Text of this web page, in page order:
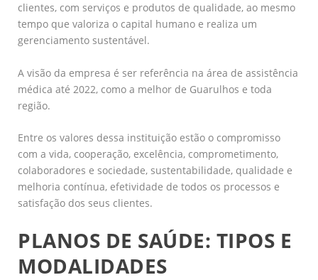
clientes, com serviços e produtos de qualidade, ao mesmo
tempo que valoriza o capital humano e realiza um
gerenciamento sustentável.
A visão da empresa é ser referência na área de assistência
médica até 2022, como a melhor de Guarulhos e toda
região.
Entre os valores dessa instituição estão o compromisso
com a vida, cooperação, excelência, comprometimento,
colaboradores e sociedade, sustentabilidade, qualidade e
melhoria contínua, efetividade de todos os processos e
satisfação dos seus clientes.
PLANOS DE SAÚDE: TIPOS E
MODALIDADES